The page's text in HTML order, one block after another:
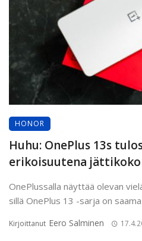
HONOR
Huhu: OnePlus 13s
erikoisuutena
OnePlussalla näyttää olevan
sillä OnePlus 13 -sarja on
Kirjoittanut Eero Salminen